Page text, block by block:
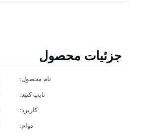
جزئیات محصول
نام محصول:
تایپ کنید:
کاربرد:
دوام: